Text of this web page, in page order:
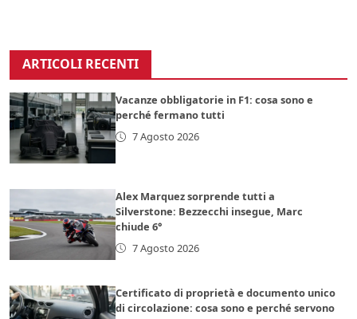
ARTICOLI RECENTI
Vacanze obbligatorie in F1: cosa sono e
perché fermano tutti
7 Agosto 2026
Alex Marquez sorprende tutti a
Silverstone: Bezzecchi insegue, Marc
chiude 6°
7 Agosto 2026
Certificato di proprietà e documento unico
di circolazione: cosa sono e perché servono